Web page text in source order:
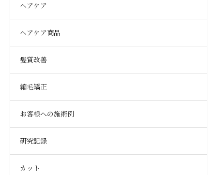
ヘアケア
ヘアケア商品
髪質改善
縮毛矯正
お客様への施術例
研究記録
カット